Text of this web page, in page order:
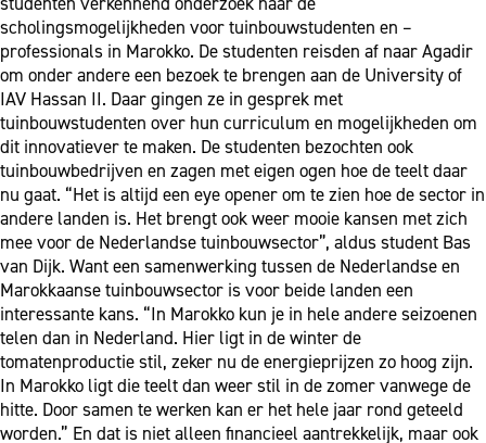
scholingsmogelijkheden voor tuinbouwstudenten en –
professionals in Marokko. De studenten reisden af naar Agadir
om onder andere een bezoek te brengen aan de University of
IAV Hassan II. Daar gingen ze in gesprek met
tuinbouwstudenten over hun curriculum en mogelijkheden om
dit innovatiever te maken. De studenten bezochten ook
tuinbouwbedrijven en zagen met eigen ogen hoe de teelt daar
nu gaat. “Het is altijd een eye opener om te zien hoe de sector in
andere landen is. Het brengt ook weer mooie kansen met zich
mee voor de Nederlandse tuinbouwsector”, aldus student Bas
van Dijk. Want een samenwerking tussen de Nederlandse en
Marokkaanse tuinbouwsector is voor beide landen een
interessante kans. “In Marokko kun je in hele andere seizoenen
telen dan in Nederland. Hier ligt in de winter de
tomatenproductie stil, zeker nu de energieprijzen zo hoog zijn.
In Marokko ligt die teelt dan weer stil in de zomer vanwege de
hitte. Door samen te werken kan er het hele jaar rond geteeld
worden.” En dat is niet alleen financieel aantrekkelijk, maar ook